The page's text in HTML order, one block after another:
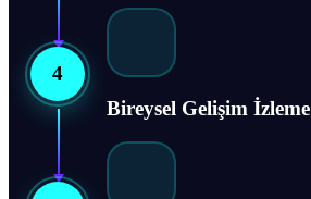
4
Bireysel Gelişim İzleme